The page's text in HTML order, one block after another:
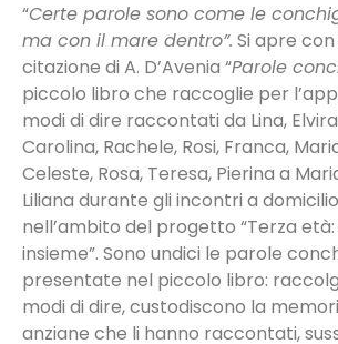
“Certe parole sono come le
ma con il mare dentro”. Si apre
citazione di A. D’Avenia “Parole
piccolo libro che raccoglie per
modi di dire raccontati da Lina,
Carolina, Rachele, Rosi, Franca,
Celeste, Rosa, Teresa, Pierina a
Liliana durante gli incontri a
nell’ambito del progetto “Terza età:
insieme”. Sono undici le parole
presentate nel piccolo libro:
modi di dire, custodiscono la
anziane che li hanno raccontati,